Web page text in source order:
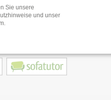
Sie unsere
und unser
.